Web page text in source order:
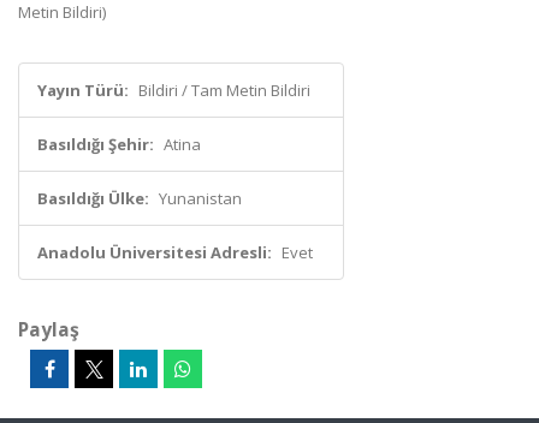
Metin Bildiri)
Yayın Türü: Bildiri / Tam Metin Bildiri
Basıldığı Şehir: Atina
Basıldığı Ülke: Yunanistan
Anadolu Üniversitesi Adresli: Evet
Paylaş